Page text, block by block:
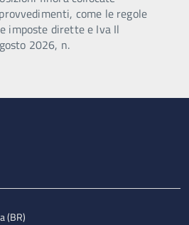
come le regole
imposte dirette e Iva Il
2026, n.
(BR)